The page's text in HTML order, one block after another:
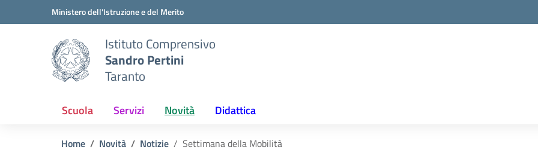
Vai ai contenuti
Vai al menu di navigazioneMinistero dell'Istruzione e del Merito
Istituto Comprensivo
Sandro Pertini
Taranto
Scuola Servizi Novità Didattica
Home Novità Notizie Settimana della Mobilità